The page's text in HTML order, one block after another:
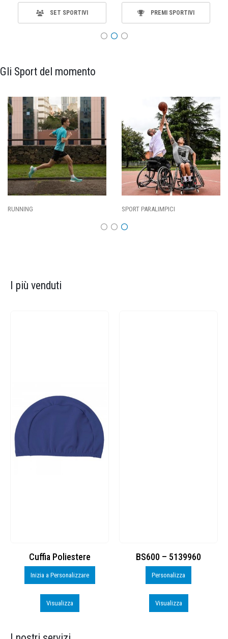
SET SPORTIVI PREMI SPORTIVI
Gli Sport del momento
CALCIO
I più venduti
Cuffia Poliestere
Inizia a Personalizzare
Visualizza
BS600 – 5139960
Personalizza
Visualizza